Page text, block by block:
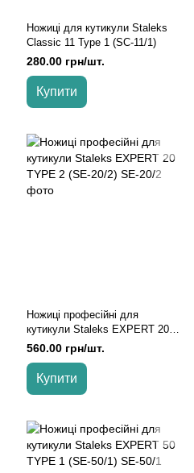
Ножиці для кутикули Staleks
Classic 11 Type 1 (SC-11/1)
280.00 грн/шт.
Купити
Ножиці професійні для
кутикули Staleks EXPERT 20
TYPE 2 (SE-20/2)
560.00 грн/шт.
Купити